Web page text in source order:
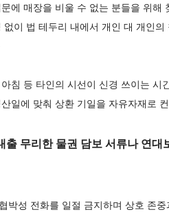
에 매장을 비울 수 없는 분들을 위
이 법 테두리 내에서 개인 대 개인
침 등 타인의 시선이 신경 쓰이는
일에 맞춰 상환 기일을 자유자재로
출 무리한 물권 담보 서류나 연
박성 전화를 일절 금지하며 상호 존